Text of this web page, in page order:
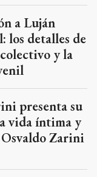
a Luján
los detalles de
y la
presenta su
vida íntima y
Zarini